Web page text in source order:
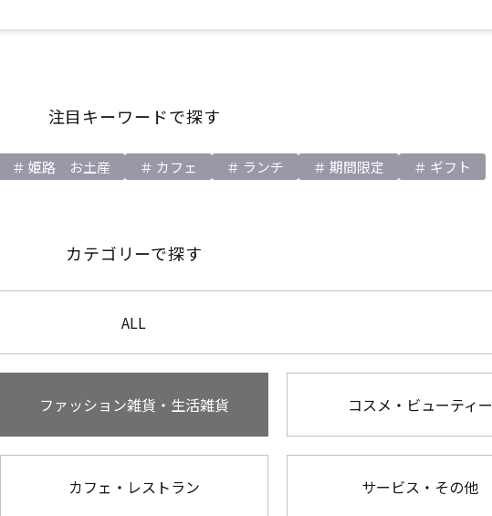
注目キーワードで探す
姫路 お土産 カフェ ランチ 期間限定 ギフト
カテゴリーで探す
ALL
ファッション雑貨・生活雑貨 コスメ・ビューティー
カフェ・レストラン サービス・その他